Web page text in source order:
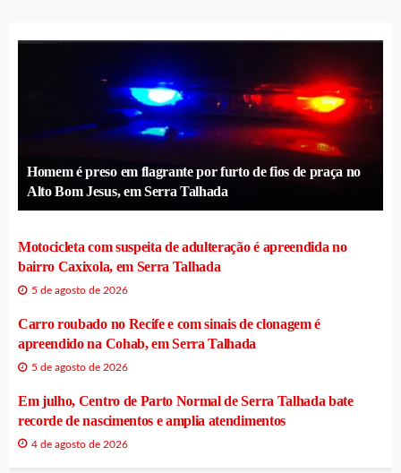
Homem é preso em flagrante por furto de fios de praça no
Alto Bom Jesus, em Serra Talhada
Motocicleta com suspeita de adulteração é apreendida no
bairro Caxixola, em Serra Talhada
5 de agosto de 2026
Carro roubado no Recife e com sinais de clonagem é
apreendido na Cohab, em Serra Talhada
5 de agosto de 2026
Em julho, Centro de Parto Normal de Serra Talhada bate
recorde de nascimentos e amplia atendimentos
4 de agosto de 2026